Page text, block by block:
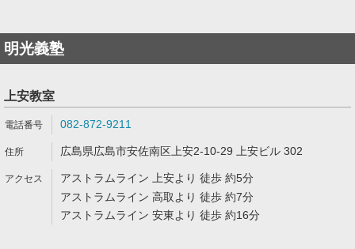
明光義塾
上安教室
082-872-9211
広島県広島市安佐南区上安2-10-29 上安ビル 302
アストラムライン 上安より 徒歩 約5分
アストラムライン 高取より 徒歩 約7分
アストラムライン 安東より 徒歩 約16分